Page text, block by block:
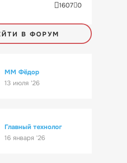
1607 0
В ФОРУМ
ММ Фёдор
13 июля '26
Главный технолог
16 января '26